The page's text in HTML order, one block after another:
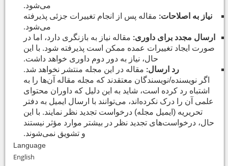
می‌شود.
نیاز به اصلاحات: مقاله پس از انجام تغییرات جزئی پذیرفته
می‌شود.
ارسال مجدد برای داوری: مقاله نیاز به بازنگری دارد، اما در
صورت ایجاد تغییرات عمده ممکن است پذیرفته شود. با این
حال، نیاز به دور دوم داوری خواهد داشت.
رد ارسال: مقاله در این مجله منتشر نخواهد شد.
اگر نویسنده/نویسندگان معتقدند که مجله مقاله آن‌ها را به
اشتباه رد کرده است، شاید به این دلیل که داوران محتوای
علمی آن را درک نکرده‌اند، می‌توانند با ارسال ایمیل به دفتر
تحریریه (ایمیل مجله) درخواست تجدید نظر نمایند. با این
حال، درخواست‌های تجدید نظر در بیشتر موارد مؤثر نیستند
و تشویق نمی‌شوند.
Language
English